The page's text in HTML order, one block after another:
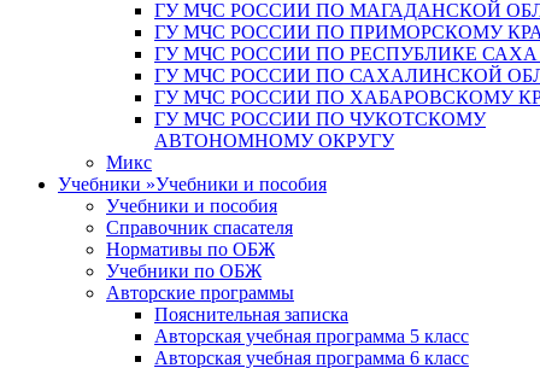
ГУ МЧС РОССИИ ПО МАГАДАНСКОЙ
ГУ МЧС РОССИИ ПО ПРИМОРСКОМУ
ГУ МЧС РОССИИ ПО РЕСПУБЛИКЕ
ГУ МЧС РОССИИ ПО САХАЛИНСКОЙ
ГУ МЧС РОССИИ ПО ХАБАРОВСКОМУ
ГУ МЧС РОССИИ ПО ЧУКОТСКОМУ
АВТОНОМНОМУ ОКРУГУ
Микс
Учебники »Учебники и пособия
Учебники и пособия
Справочник спасателя
Нормативы по ОБЖ
Учебники по ОБЖ
Авторские программы
Пояснительная записка
Авторская учебная программа 5 класс
Авторская учебная программа 6 класс